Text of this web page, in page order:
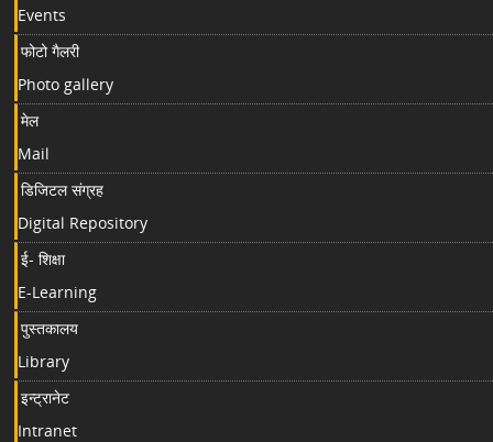
Events
फोटो गैलरी
Photo gallery
मेल
Mail
डिजिटल संग्रह
Digital Repository
ई- शिक्षा
E-Learning
पुस्तकालय
Library
इन्ट्रानेट
Intranet